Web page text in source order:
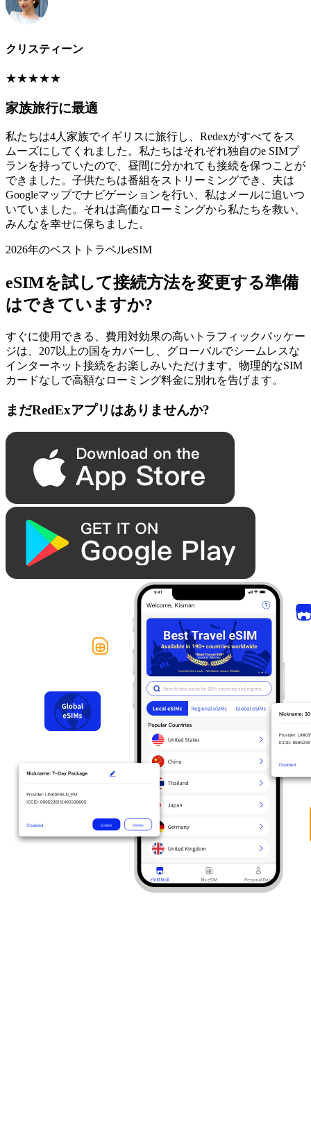
クリスティーン
★★★★★
家族旅行に最適
私たちは4人家族でイギリスに旅行し、Redexがすべてをス
ムーズにしてくれました。私たちはそれぞれ独自のe SIMプ
ランを持っていたので、昼間に分かれても接続を保つことが
できました。子供たちは番組をストリーミングでき、夫は
Googleマップでナビゲーションを行い、私はメールに追いつ
いていました。それは高価なローミングから私たちを救い、
みんなを幸せに保ちました。
2026年のベストトラベルeSIM
eSIMを試して接続方法を変更する準備
はできていますか?
すぐに使用できる、費用対効果の高いトラフィックパッケー
ジは、207以上の国をカバーし、グローバルでシームレスな
インターネット接続をお楽しみいただけます。物理的なSIM
カードなしで高額なローミング料金に別れを告げます。
まだRedExアプリはありませんか?